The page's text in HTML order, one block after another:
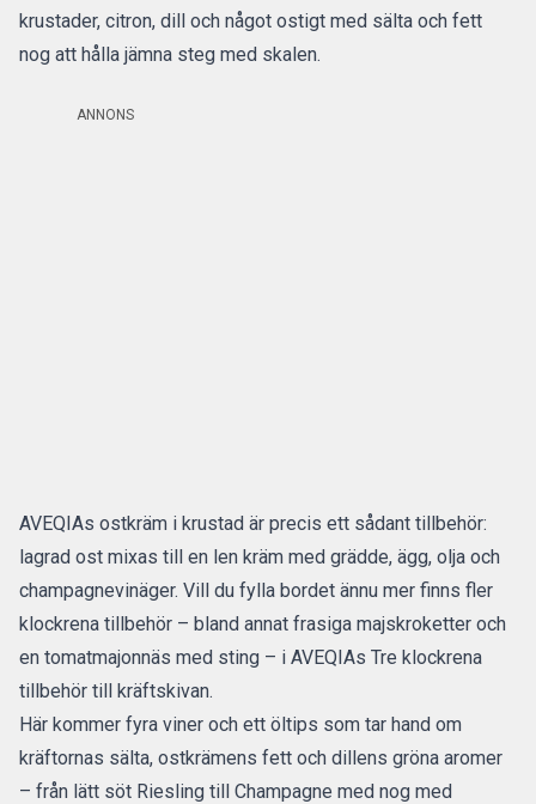
krustader, citron, dill och något ostigt med sälta och fett
nog att hålla jämna steg med skalen.
ANNONS
AVEQIAs ostkräm i krustad är precis ett sådant tillbehör:
lagrad ost mixas till en len kräm med grädde, ägg, olja och
champagnevinäger. Vill du fylla bordet ännu mer finns fler
klockrena tillbehör – bland annat frasiga majskroketter och
en tomatmajonnäs med sting – i AVEQIAs Tre klockrena
tillbehör till kräftskivan.
Här kommer fyra viner och ett öltips som tar hand om
kräftornas sälta, ostkrämens fett och dillens gröna aromer
– från lätt söt Riesling till Champagne med nog med